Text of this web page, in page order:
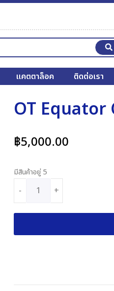
แคตตาล็อค ติดต่อเรา
OT Equator
฿5,000.00
มีสินค้าอยู่ 5
- +